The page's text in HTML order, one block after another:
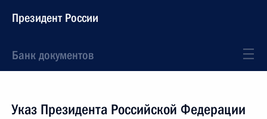
Президент России
Банк документов
Указ Президента Российской Федерации